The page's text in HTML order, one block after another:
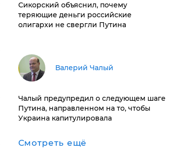
Сикорский объяснил, почему
теряющие деньги российские
олигархи не свергли Путина
Валерий Чалый
Чалый предупредил о следующем шаге
Путина, направленном на то, чтобы
Украина капитулировала
Смотреть ещё